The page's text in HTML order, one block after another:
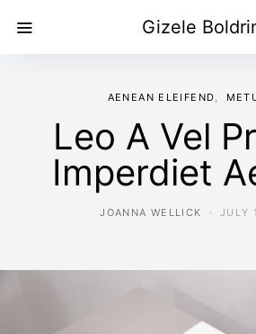
Gizele
AENEAN ELEIFEND
Leo A Vel
Imperdiet
JOANNA WELLICK JULY